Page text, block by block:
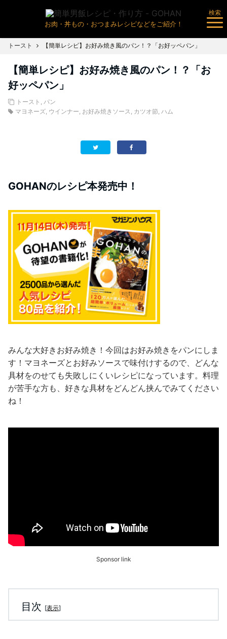
お肉・丼もの・おつまみレシピなどをご紹介！
検索
トースト 【簡単レシピ】お好み焼き風のパン！？「お好ッペパン」
【簡単レシピ】お好み焼き風のパン！？「お
好ッペパン」
トースト , パン
マヨネーズ, ウインナー, お好み焼きソース, カツオ節, ハム
GOHANのレシピ本発売中！
みんな大好きお好み焼き！今回はお好み焼きをパンにしま
す！マヨネーズとお好みソースで味付けするので、どんな
具材をのせても失敗しにくいレシピになっています。料理
が苦手な方も、好きな具材をどんどん挟んでみてください
ね！
Sponsor link
目次 [表示]